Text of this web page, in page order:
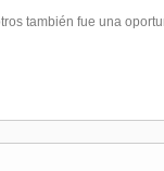
también fue una